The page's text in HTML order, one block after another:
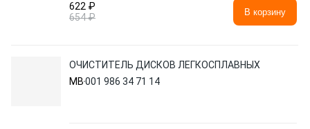
622 ₽
654 ₽
В корзину
ОЧИСТИТЕЛЬ ДИСКОВ ЛЕГКОСПЛАВНЫХ
MB001 986 34 71 14